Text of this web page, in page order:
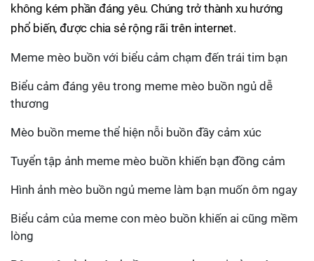
không kém phần đáng yêu. Chúng trở thành xu hướng
phổ biến, được chia sẻ rộng rãi trên internet.
Meme mèo buồn với biểu cảm chạm đến trái tim bạn
Biểu cảm đáng yêu trong meme mèo buồn ngủ dễ
thương
Mèo buồn meme thể hiện nỗi buồn đầy cảm xúc
Tuyển tập ảnh meme mèo buồn khiến bạn đồng cảm
Hình ảnh mèo buồn ngủ meme làm bạn muốn ôm ngay
Biểu cảm của meme con mèo buồn khiến ai cũng mềm
lòng